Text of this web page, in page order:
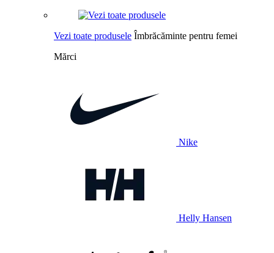
Vezi toate produsele Îmbrăcăminte pentru femei
Mărci
Nike
Helly Hansen